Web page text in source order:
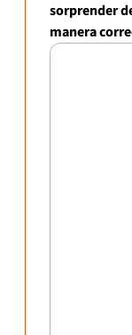
sorprender
manera